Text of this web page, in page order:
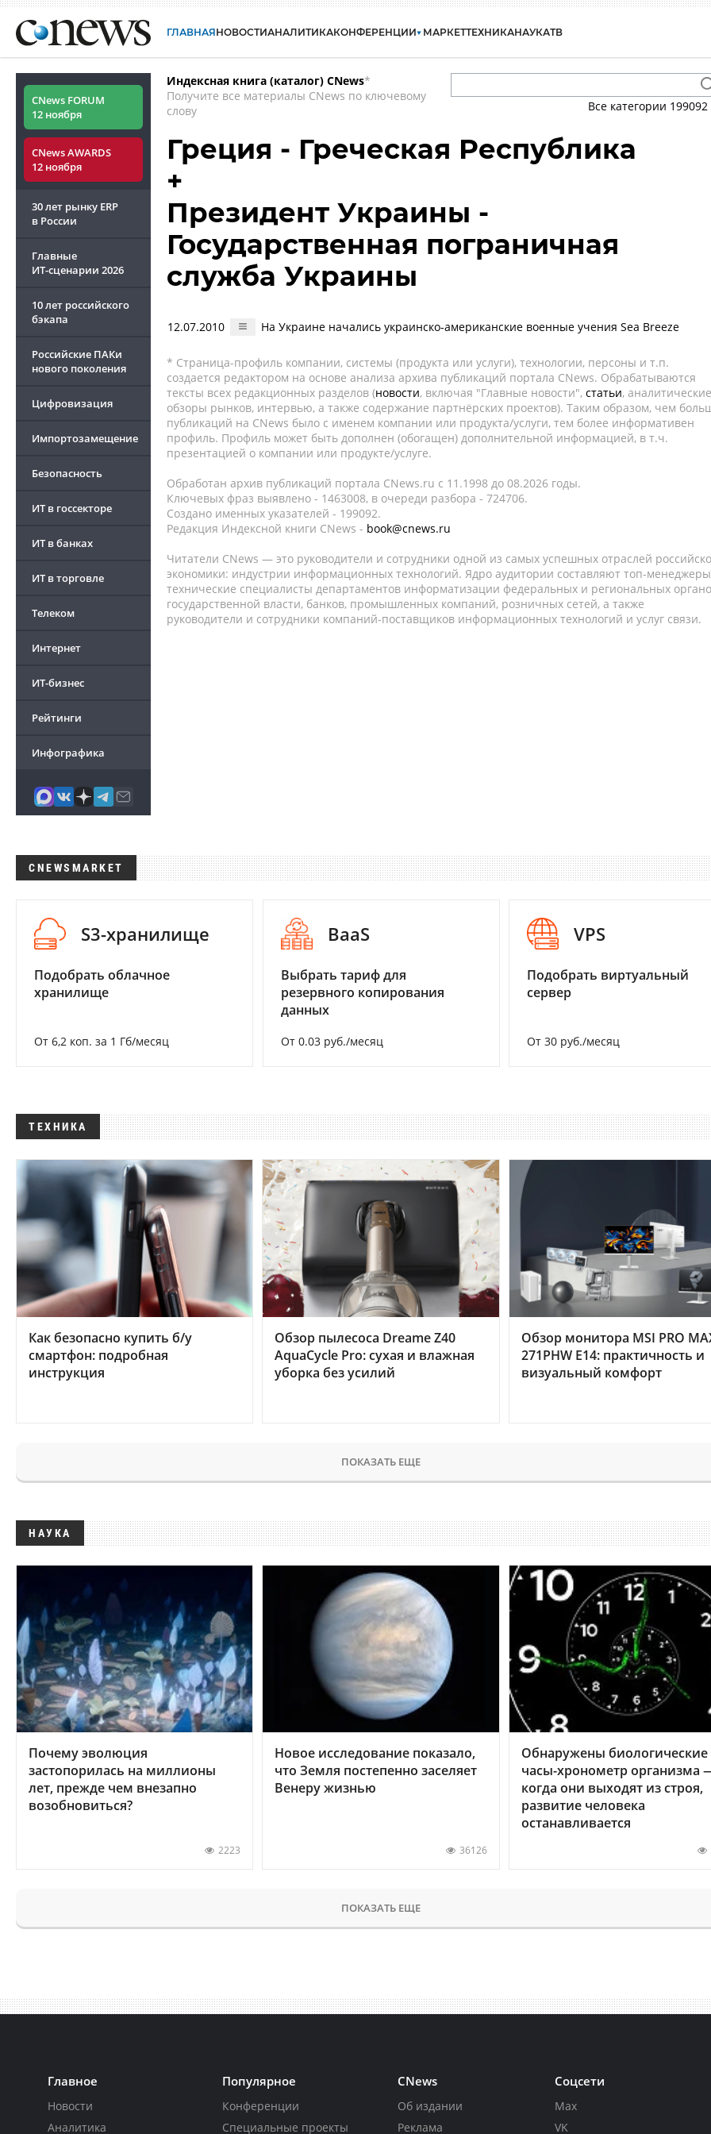
ГЛАВНАЯНОВОСТИАНАЛИТИКАКОНФЕРЕНЦИИ МАРКЕТТЕХНИКАНАУКАТВ
CNews FORUM
12 ноября
CNews AWARDS
12 ноября
30 лет рынку ERP
в России
Главные
ИТ-сценарии 2026
10 лет российского
бэкапа
Российские ПАКи
нового поколения
Цифровизация
Импортозамещение
Безопасность
ИТ в госсекторе
ИТ в банках
ИТ в торговле
Телеком
Интернет
ИТ-бизнес
Рейтинги
Инфографика
Индексная книга (каталог) CNews*
Получите все материалы CNews по ключевому
слову
Все категории 199092
Греция - Греческая Республика
+
Президент Украины -
Государственная пограничная
служба Украины
12.07.2010 На Украине начались украинско-американские военные учения Sea Breeze
* Страница-профиль компании, системы (продукта или услуги), технологии, персоны и т.п.
создается редактором на основе анализа архива публикаций портала CNews. Обрабатываются
тексты всех редакционных разделов (новости, включая "Главные новости", статьи, аналитические
обзоры рынков, интервью, а также содержание партнёрских проектов). Таким образом, чем
публикаций на CNews было с именем компании или продукта/услуги, тем более информативен
профиль. Профиль может быть дополнен (обогащен) дополнительной информацией, в т.ч.
презентацией о компании или продукте/услуге.
Обработан архив публикаций портала CNews.ru c 11.1998 до 08.2026 годы.
Ключевых фраз выявлено - 1463008, в очереди разбора - 724706.
Создано именных указателей - 199092.
Редакция Индексной книги CNews - book@cnews.ru
Читатели CNews — это руководители и сотрудники одной из самых успешных отраслей
экономики: индустрии информационных технологий. Ядро аудитории составляют топ-
технические специалисты департаментов информатизации федеральных и региональных
государственной власти, банков, промышленных компаний, розничных сетей, а также
руководители и сотрудники компаний-поставщиков информационных технологий и услуг связи.
CNEWSMARKET
S3-хранилище
Подобрать облачное
хранилище
От 6,2 коп. за 1 Гб/месяц
BaaS
Выбрать тариф для
резервного копирования
данных
От 0.03 руб./месяц
VPS
Подобрать виртуальный
сервер
От 30 руб./месяц
ТЕХНИКА
Как безопасно купить б/у
смартфон: подробная
инструкция
Обзор пылесоса Dreame Z40
AquaCycle Pro: сухая и влажная
уборка без усилий
Обзор монитора MSI PRO
271PHW E14: практичность и
визуальный комфорт
ПОКАЗАТЬ ЕЩЕ
НАУКА
Почему эволюция
застопорилась на миллионы
лет, прежде чем внезапно
возобновиться?
2223
Новое исследование показало,
что Земля постепенно заселяет
Венеру жизнью
36126
Обнаружены биологические
часы-хронометр организма
когда они выходят из строя,
развитие человека
останавливается
ПОКАЗАТЬ ЕЩЕ
Главное
Новости
Аналитика
Популярное
Конференции
Специальные проекты
CNews
Об издании
Реклама
Соцсети
Max
VK